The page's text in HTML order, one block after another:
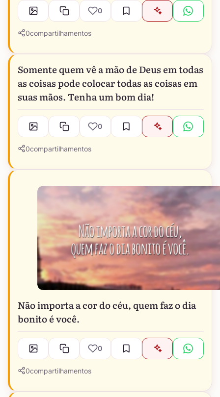
0
0compartilhamentos
Somente quem vê a mão de Deus em todas
as coisas pode colocar todas as coisas em
suas mãos. Tenha um bom dia!
0
0compartilhamentos
Não importa a cor do céu, quem faz o dia
bonito é você.
0
0compartilhamentos